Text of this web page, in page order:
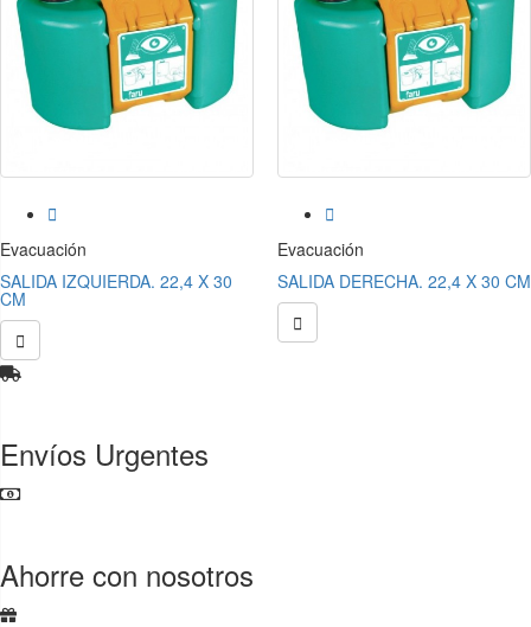

Evacuación
SALIDA IZQUIERDA. 22,4 X 30
CM


Evacuación
SALIDA DERECHA. 22,4 X 30 CM

Envíos Urgentes
Ahorre con nosotros